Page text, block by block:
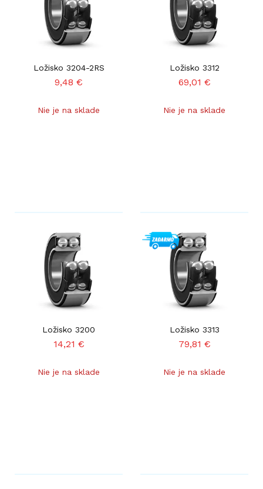
Ložisko 3204-2RS
9,48 €
Nie je na sklade
Ložisko 3312
69,01 €
Nie je na sklade
Ložisko 3200
14,21 €
Nie je na sklade
Ložisko 3313
79,81 €
Nie je na sklade